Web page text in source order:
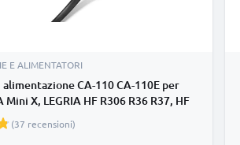
E ALIMENTATORI
CA-110 CA-110E per
Mini X, LEGRIA HF R306 R36 R37, HF
R56 R57 R506, HF R606 R67 R68, HF
LEGRIA HF M506 M52 M56,
(37 recensioni)